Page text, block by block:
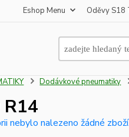
Eshop Menu Oděvy S18
Dodávkové pneumatiky
nebylo nalezeno žádné